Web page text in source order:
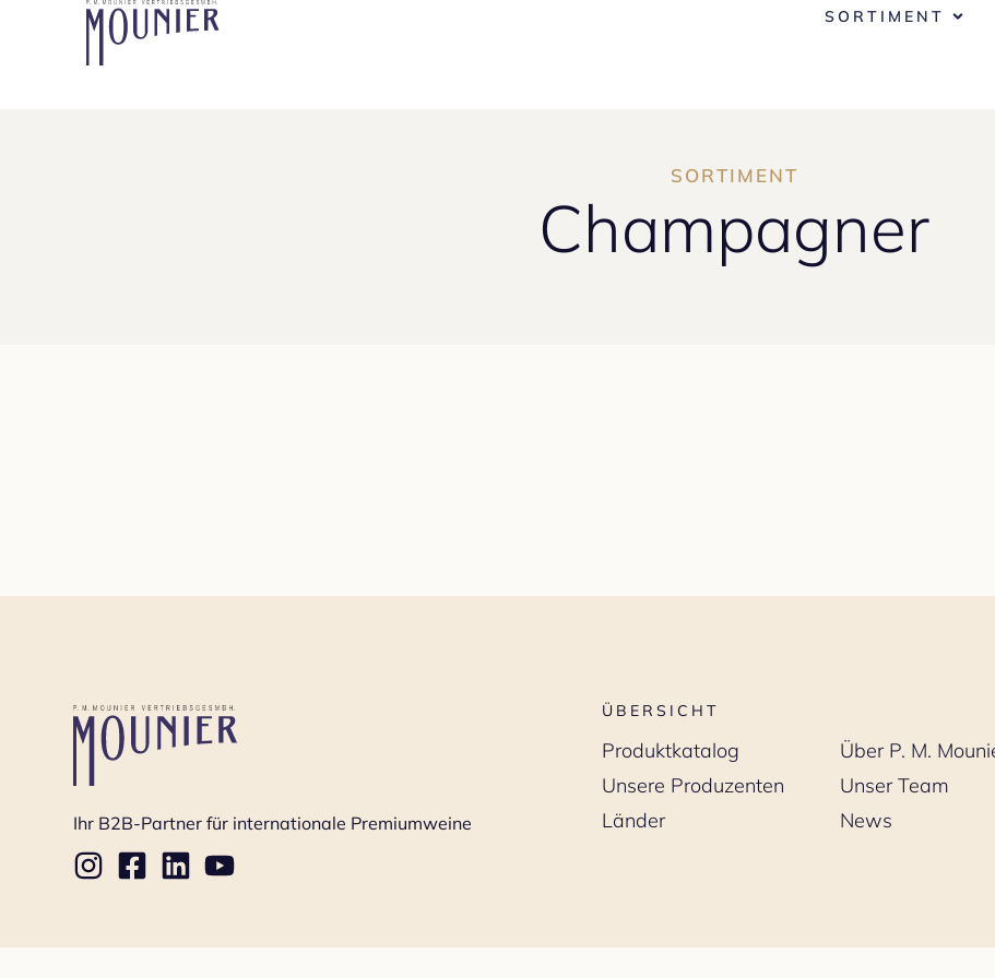
SORTIMENT
SORTIMENT
Champagner
Ihr B2B-Partner für internationale Premiumweine
ÜBERSICHT
Produktkatalog
Unsere Produzenten
Länder
Über P. M.
Unser Team
News